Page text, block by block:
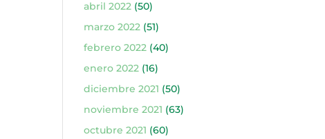
abril 2022(50)
marzo 2022(51)
febrero 2022(40)
enero 2022(16)
diciembre 2021 (50)
noviembre 2021 (63)
octubre 2021 (60)